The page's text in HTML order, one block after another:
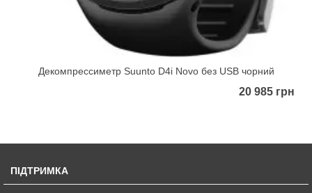
Декомпрессиметр Suunto D4i Novo без USB чорний
20 985 грн
ПІДТРИМКА